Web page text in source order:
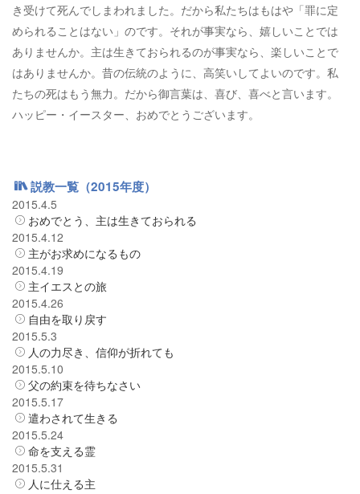
き受けて死んでしまわれました。だから私たちはもはや「罪に定
められることはない」のです。それが事実なら、嬉しいことでは
ありませんか。主は生きておられるのが事実なら、楽しいことで
はありませんか。昔の伝統のように、高笑いしてよいのです。私
たちの死はもう無力。だから御言葉は、喜び、喜べと言います。
ハッピー・イースター、おめでとうございます。
説教一覧（2015年度）
2015.4.5
おめでとう、主は生きておられる
2015.4.12
主がお求めになるもの
2015.4.19
主イエスとの旅
2015.4.26
自由を取り戻す
2015.5.3
人の力尽き、信仰が折れても
2015.5.10
父の約束を待ちなさい
2015.5.17
遣わされて生きる
2015.5.24
命を支える霊
2015.5.31
人に仕える主